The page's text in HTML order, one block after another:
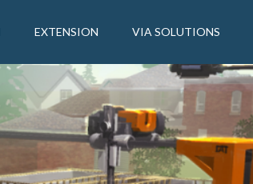
EXTENSION VIA SOLUTIONS